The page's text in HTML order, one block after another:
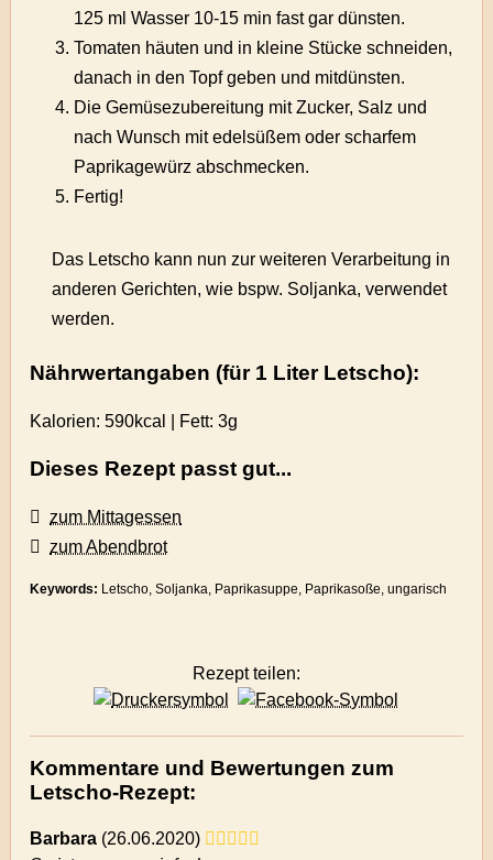
125 ml Wasser 10-15 min fast gar dünsten.
Tomaten häuten und in kleine Stücke schneiden,
danach in den Topf geben und mitdünsten.
Die Gemüsezubereitung mit Zucker, Salz und
nach Wunsch mit edelsüßem oder scharfem
Paprikagewürz abschmecken.
Fertig!
Das Letscho kann nun zur weiteren Verarbeitung in
anderen Gerichten, wie bspw. Soljanka, verwendet
werden.
Nährwertangaben (für 1 Liter Letscho):
Kalorien:590kcal | Fett:3g
Dieses Rezept passt gut...
zum Mittagessen
zum Abendbrot
Keywords: Letscho, Soljanka, Paprikasuppe, Paprikasoße, ungarisch
Rezept teilen:
Kommentare und Bewertungen zum
Letscho-Rezept:
Barbara (26.06.2020)